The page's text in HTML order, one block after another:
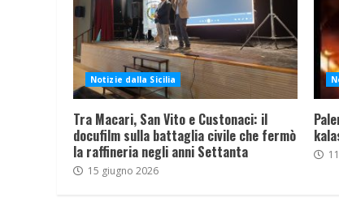
Notizie dalla Sicilia
Tra Macari, San Vito e Custonaci: il
docufilm sulla battaglia civile che fermò
la raffineria negli anni Settanta
15 giugno 2026